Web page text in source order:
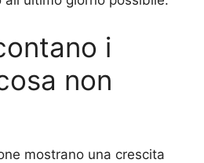
i
non
mostrano una crescita